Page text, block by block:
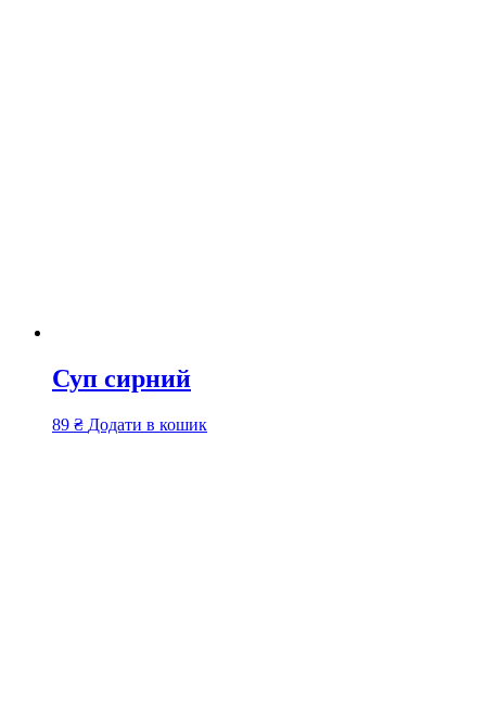
Суп сирний
89 ₴ Додати в кошик